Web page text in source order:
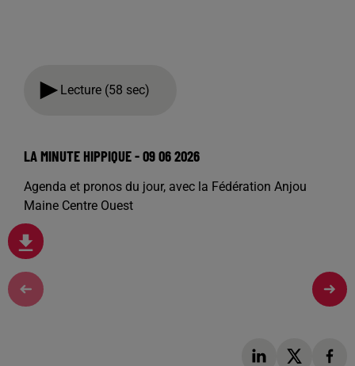
Lecture (58 sec)
LA MINUTE HIPPIQUE - 09 06 2026
Agenda et pronos du jour, avec la Fédération Anjou
Maine Centre Ouest